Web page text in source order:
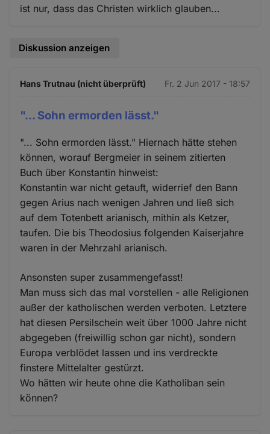
ist nur, dass das Christen wirklich glauben...
Diskussion anzeigen
Hans Trutnau (nicht überprüft) Fr. 2 Jun 2017 - 18:57
"... Sohn ermorden lässt."
"... Sohn ermorden lässt." Hiernach hätte stehen
können, worauf Bergmeier in seinem zitierten
Buch über Konstantin hinweist:
Konstantin war nicht getauft, widerrief den Bann
gegen Arius nach wenigen Jahren und ließ sich
auf dem Totenbett arianisch, mithin als Ketzer,
taufen. Die bis Theodosius folgenden Kaiserjahre
waren in der Mehrzahl arianisch.
Ansonsten super zusammengefasst!
Man muss sich das mal vorstellen - alle Religionen
außer der katholischen werden verboten. Letztere
hat diesen Persilschein weit über 1000 Jahre nicht
abgegeben (freiwillig schon gar nicht), sondern
Europa verblödet lassen und ins verdreckte
finstere Mittelalter gestürzt.
Wo hätten wir heute ohne die Katholiban sein
können?